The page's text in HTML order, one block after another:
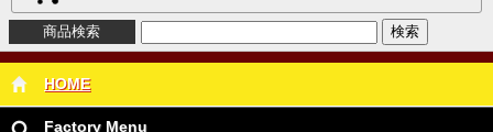
商品検索
HOME
Factory Menu